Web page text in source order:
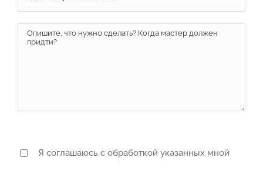
Я соглашаюсь с обработкой указанных мной